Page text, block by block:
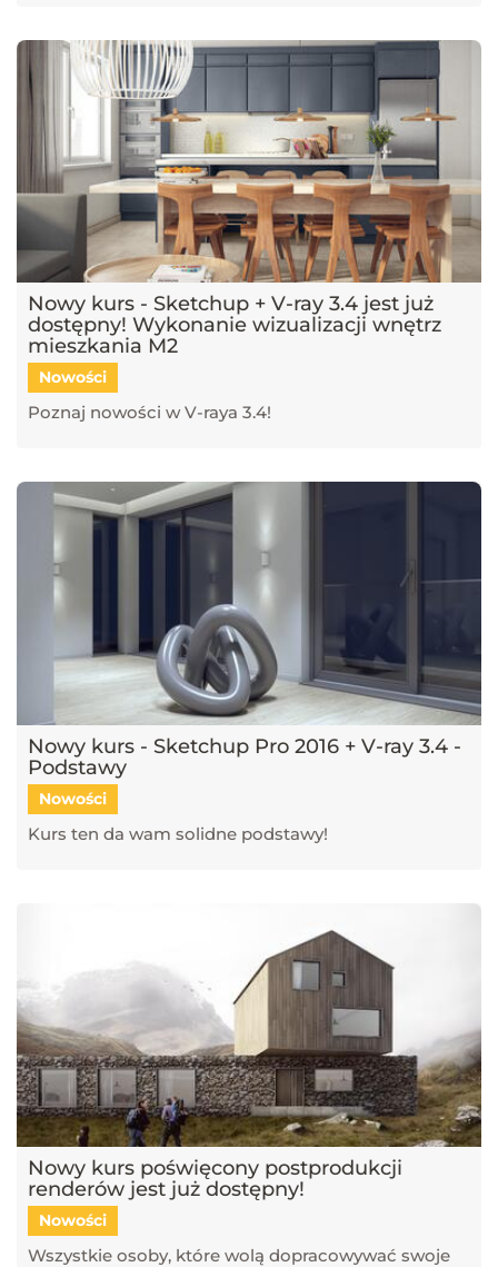
Nowy kurs - Sketchup + V-ray 3.4 jest już
dostępny! Wykonanie wizualizacji wnętrz
mieszkania M2
Nowości
Poznaj nowości w V-raya 3.4!
Nowy kurs - Sketchup Pro 2016 + V-ray 3.4 -
Podstawy
Nowości
Kurs ten da wam solidne podstawy!
Nowy kurs poświęcony postprodukcji
renderów jest już dostępny!
Nowości
Wszystkie osoby, które wolą dopracowywać swoje